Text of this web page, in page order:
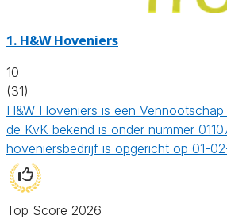
1. H&W Hoveniers
10
(31)
H&W Hoveniers is een
de KvK bekend is onder nummer
hoveniersbedrijf is opgericht op 01-
Top Score 2026